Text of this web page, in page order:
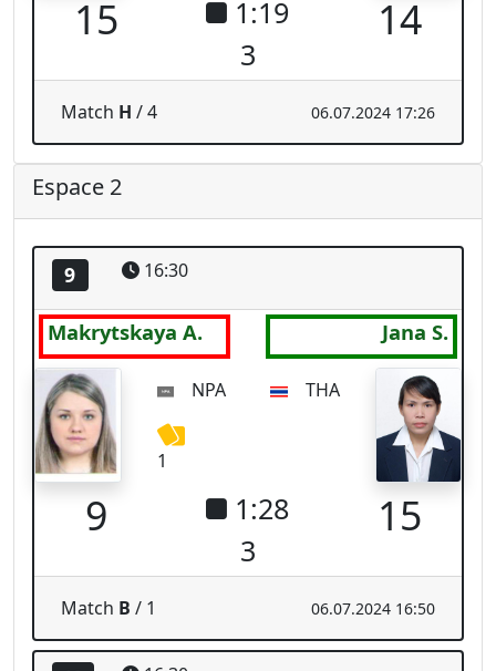
1
9
1:28
15
Match B/ 1
10 16:30
Tenkink I. Lowthian T.
NED
2
0:00
2
MatchB/ 2 06.07.2024 16:38